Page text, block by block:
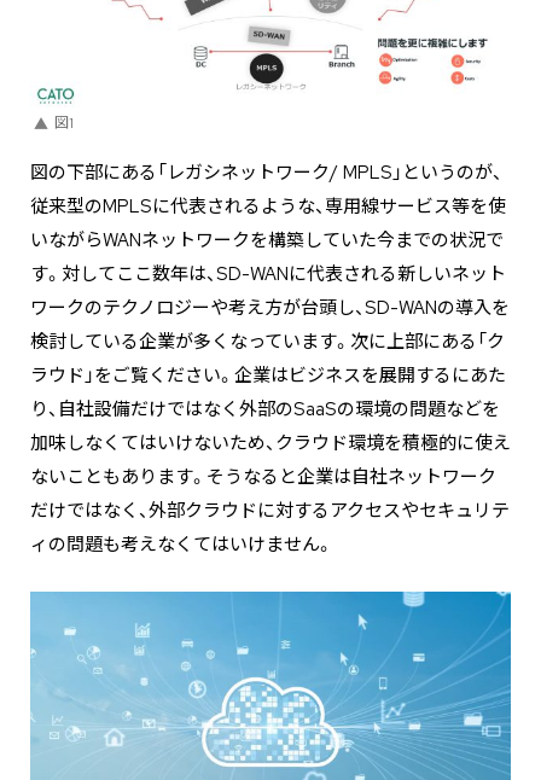
図1
図の下部にある「レガシネットワーク/ MPLS」というのが、
従来型のMPLSに代表されるような、専用線サービス等を使
いながらWANネットワークを構築していた今までの状況で
す。対してここ数年は、SD-WANに代表される新しいネット
ワークのテクノロジーや考え方が台頭し、SD-WANの導入を
検討している企業が多くなっています。次に上部にある「ク
ラウド」をご覧ください。企業はビジネスを展開するにあた
り、自社設備だけではなく外部のSaaSの環境の問題などを
加味しなくてはいけないため、クラウド環境を積極的に使え
ないこともあります。そうなると企業は自社ネットワーク
だけではなく、外部クラウドに対するアクセスやセキュリテ
ィの問題も考えなくてはいけません。